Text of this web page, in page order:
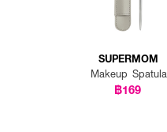
SUPERMOM
Makeup Spatula
฿169